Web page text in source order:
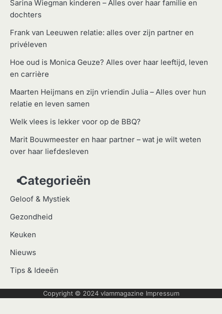
Sarina Wiegman kinderen – Alles over haar familie en
dochters
Frank van Leeuwen relatie: alles over zijn partner en
privéleven
Hoe oud is Monica Geuze? Alles over haar leeftijd, leven
en carrière
Maarten Heijmans en zijn vriendin Julia – Alles over hun
relatie en leven samen
Welk vlees is lekker voor op de BBQ?
Marit Bouwmeester en haar partner – wat je wilt weten
over haar liefdesleven
Categorieën
Geloof & Mystiek
Gezondheid
Keuken
Nieuws
Tips & Ideeën
Copyright © 2024 vlammagazine Impressum